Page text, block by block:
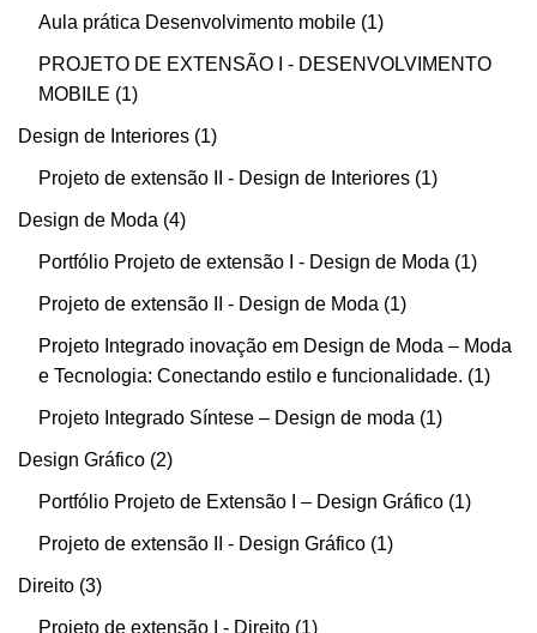
Aula prática Desenvolvimento mobile 1
PROJETO DE EXTENSÃO I - DESENVOLVIMENTO
MOBILE
1
Design de Interiores 1
Projeto de extensão II - Design de Interiores 1
Design de Moda 4
Portfólio Projeto de extensão I - Design de Moda 1
Projeto de extensão II - Design de Moda 1
Projeto Integrado inovação em Design de Moda – Moda
e Tecnologia: Conectando estilo e funcionalidade.
1
Projeto Integrado Síntese – Design de moda 1
Design Gráfico 2
Portfólio Projeto de Extensão I – Design Gráfico 1
Projeto de extensão II - Design Gráfico 1
Direito 3
Projeto de extensão I - Direito 1